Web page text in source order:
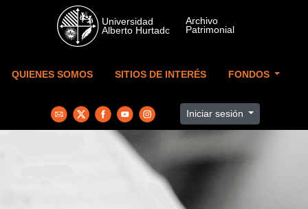
Skip to main content
QUIENES SOMOS SITIOS DE INTERÉS FONDOS
Iniciar sesión